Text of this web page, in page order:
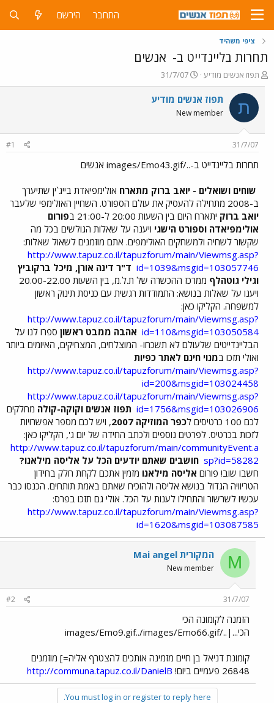
התחבר הירשם
ציפי משהיד
תחרות בליינדייט ב- אנשים
פ
ו
ת
ח
ה
ש
א
תפוז אנשים מודיע
פ
ו
ר
ם
ר
31/7/07
ת תפוז אנשים מודיע
New member
31/7/07
#1
תחרות בליינדייט ב-../images/Emo43.gif אנשים
שוחים ושואלים - יואב ברוק מתארח אולימפיאדת בייג`ין שתיערך
ב-2008 מתחילה להעסיק את עולם הספורט. השחיין האולימפי שלעבר
יואב ברוק יתארח היום בין השעות 20:00 ל-21:00 ב
פורום
אולימפיאדה וספורט הישגי ויענה על שאלות הגולשים בכל מה
שקשור לשחיה ולמשחקים האולימפים. אתם מוזמנים לשאול שאלות:
http://www.tapuz.co.il/tapuzforum/main/Viewmsg.asp?
id=1039&msgid=103057746 ד"ר דינה אורן, מיכל ברקוביץ
וגילי גוטהלף
ממרכז ההכשרה של ת.ל.מ, בין השעות 20.00-22.00
ויענו על שאלות בנושא: התמודדות רגשית עם כניסת תינוק ראשון
למשפחה. הקליקו כאן:
http://www.tapuz.co.il/tapuzforum/main/Viewmsg.asp?
id=110&msgid=103050584 אהבה ממבט ראשון ספרו לנו על
הבליינדייטים שלעולם לא תשכחו- המוצלחים, המצחיקים, האיומים ביותר
ואולי תזכו במנוי חינם לאתר כפיות
http://www.tapuz.co.il/tapuzforum/main/Viewmsg.asp?
id=200&msgid=103024458
http://www.tapuz.co.il/tapuzforum/main/Viewmsg.asp?
id=1756&msgid=103026906 תפוז אנשים וקוקה-קולה מחלקים
לכם 100 כרטיסים ל
כפר המוזיקה 2007
, ויש לכם מספר אפשרויות
לזכות בכרטיס. לפרטים נוספים ולכתב החידה של יום ג', הקליקו כאן:
http://www.tapuz.co.il/tapuzforum/main/communityEvent.a
sp?id=58282 חושבים שאתם יודעים הכל על אליסה מילאנו?
חשבו שוב! פורום אליסה מילאנו מזמין אתכם לקחת חלק בחידון
הטריוויה הגדול בנושא אליסה ולהוכיח שאתם באמת תותחים. הכנסו כבר
עכשיו לשרשור והתחילו לענות על הכל. אולי גם תזכו בפרס:
http://www.tapuz.co.il/tapuzforum/main/Viewmsg.asp?
id=1620&msgid=103087585
M Mai angel המקורית
New member
31/7/07
#2
הזמנה לקומונה הכי
הכי...|../images/Emo9.gif../images/Emo66.gif
קומונת דניאל בן חיים מזמינה אותכים להצטרף אליה=] מוזמנים
26848 פעמיים ביום!
http://communa.tapuz.co.il/DanielB
You must log in or register to reply here.